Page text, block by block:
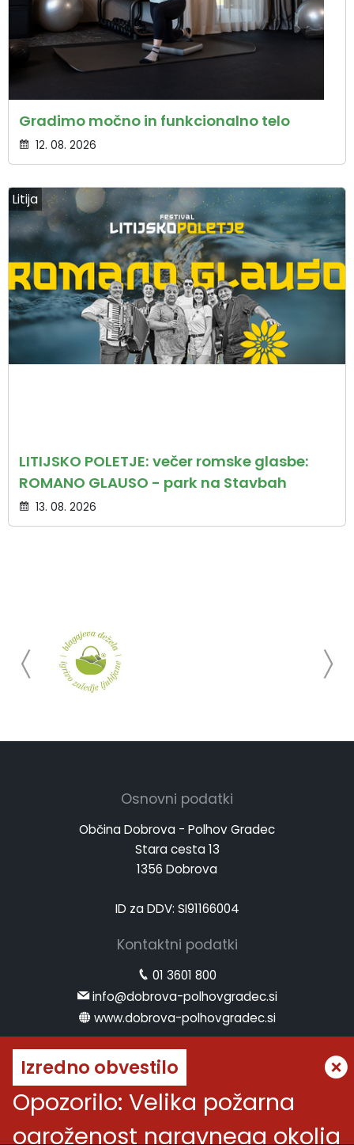
Gradimo močno in funkcionalno telo
12. 08. 2026
Litija
LITIJSKO POLETJE: večer romske glasbe:
ROMANO GLAUSO - park na Stavbah
13. 08. 2026
Izredno obvestilo
Opozorilo: Velika požarna
ogroženost naravnega okolja
Osnovni podatki
Občina Dobrova - Polhov Gradec
Stara cesta 13
1356 Dobrova
ID za DDV: SI91166004
Kontaktni podatki
01 3601 800
info@dobrova-polhovgradec.si
www.dobrova-polhovgradec.si
Uradne ure
ponedeljek:od 8.00 do 12.00
sreda:
od 8.00 do 12.00 in od 14.00 do 16.00
petek: